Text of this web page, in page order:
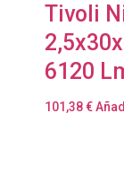
Tivoli
6120
101,38€